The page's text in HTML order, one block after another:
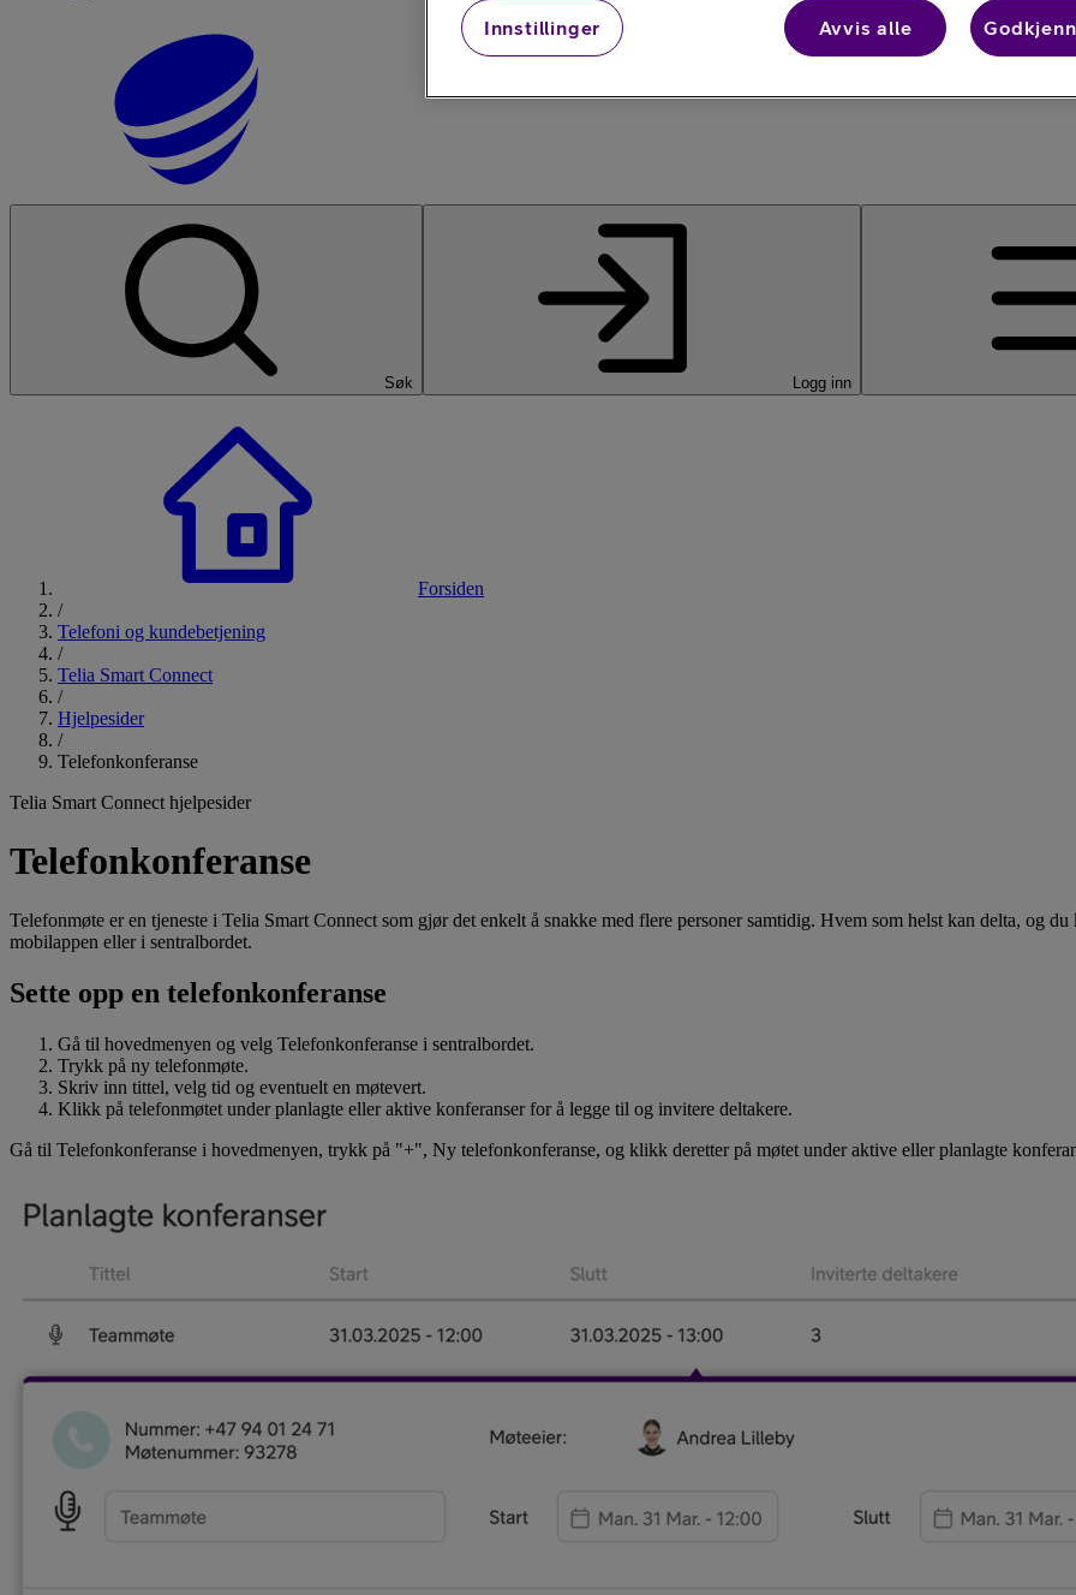
Søk Logg inn
Forsiden
/
Telefoni og kundebetjening
/
Telia Smart Connect
/
Hjelpesider
/
Telefonkonferanse
Telia Smart Connect hjelpesider
Telefonkonferanse
Telefonmøte er en tjeneste i Telia Smart Connect som gjør det enkelt å snakke med flere personer samtidig. Hvem som helst kan delta, og
mobilappen eller i sentralbordet.
Sette opp en telefonkonferanse
Gå til hovedmenyen og velg Telefonkonferanse i sentralbordet.
Trykk på ny telefonmøte.
Skriv inn tittel, velg tid og eventuelt en møtevert.
Klikk på telefonmøtet under planlagte eller aktive konferanser for å legge til og invitere deltakere.
Gå til Telefonkonferanse i hovedmenyen, trykk på "+", Ny telefonkonferanse, og klikk deretter på møtet under aktive eller planlagte
Innstillinger Avvis alle